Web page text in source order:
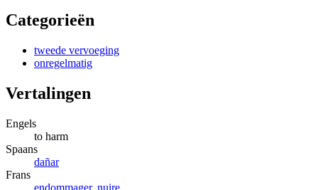
Categorieën
tweede vervoeging
onregelmatig
Vertalingen
Engels
to harm
Spaans
dañar
Frans
endommager, nuire